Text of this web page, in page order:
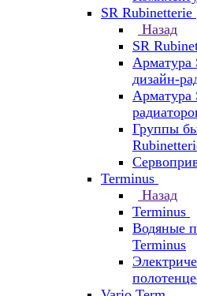
SR Rubinetterie
Назад
SR
Арматура
дизайн-
Арматура
Группы
Terminus
Назад
Terminus
Водяные
Terminus